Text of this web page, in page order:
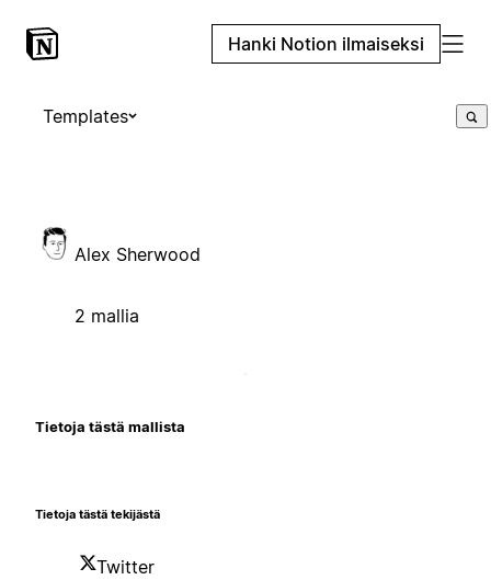
Hanki Notion ilmaiseksi
Templates
Alex Sherwood
2 mallia
Tietoja tästä mallista
Tietoja tästä tekijästä
Twitter